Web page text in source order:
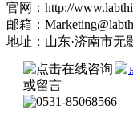
官网：http://
邮箱：
地址：山东·济南市无